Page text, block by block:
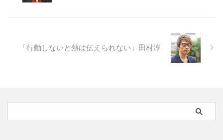
「行動しないと熱は伝えられない」田村淳